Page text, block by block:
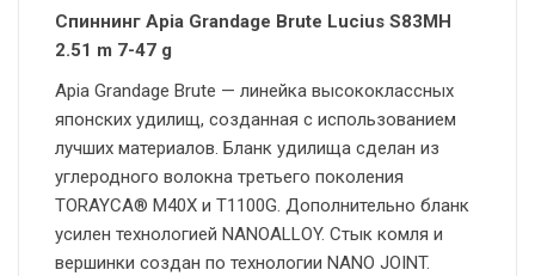
Спиннинг Apia Grandage Brute Lucius S83MH
2.51 m 7-47 g
Apia Grandage Brute — линейка высококлассных
японских удилищ, созданная с использованием
лучших материалов. Бланк удилища сделан из
углеродного волокна третьего поколения
TORAYCA® M40X и T1100G. Дополнительно бланк
усилен технологией NANOALLOY. Стык комля и
вершинки создан по технологии NANO JOINT.